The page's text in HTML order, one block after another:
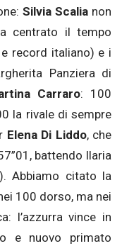
Silvia Scalianon
centrato il tempo
record italiano) e i
Panziera di
Carraro: 100
la rivale di sempre
Elena Di Liddo, che
battendo Ilaria
Abbiamo citato la
100 dorso, ma nei
l’azzurra vince in
e nuovo primato